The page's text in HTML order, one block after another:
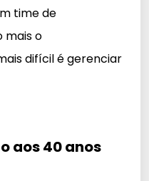
time de
mais o
difícil é gerenciar
aos 40 anos